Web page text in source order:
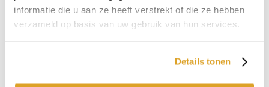
informatie die u aan ze heeft verstrekt of die ze hebben
verzameld op basis van uw gebruik van hun services.
Details tonen
C5003
Uitvoering